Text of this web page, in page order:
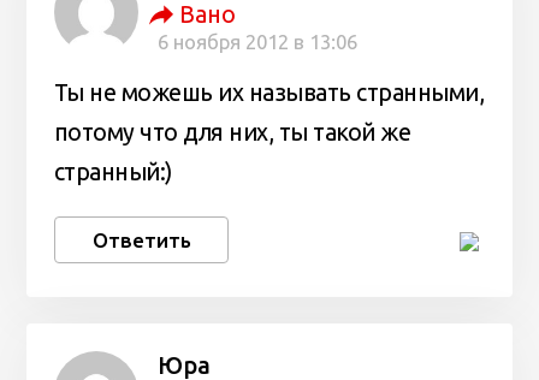
Вано
6 ноября 2012 в 13:06
Ты не можешь их называть странными,
потому что для них, ты такой же
странный:)
Ответить
Юра